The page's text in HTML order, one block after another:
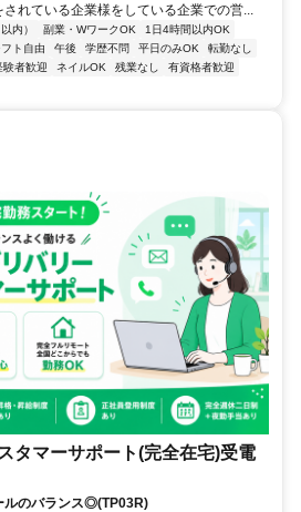
れている企業様をしている企業での営...
内） 副業・WワークOK
1日4時間以内OK
フト自由 午後 学歴不問 平日のみOK
転勤なし
験者歓迎 ネイルOK 残業なし
有資格者歓迎
タマーサポート(完全在宅)受電
ルのバランス◎(TP03R)